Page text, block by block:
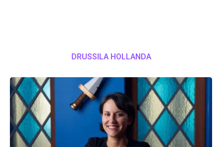
DRUSSILA HOLLANDA